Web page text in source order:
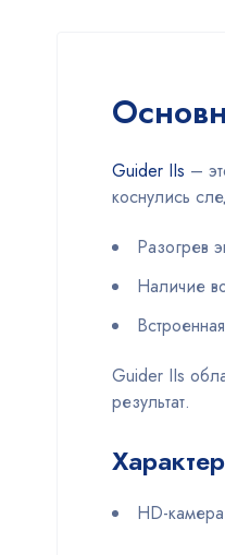
Guider IIs –
коснулись
Разогрев
Наличие
Guider IIs
результат.
HD-